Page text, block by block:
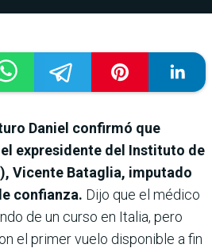
Daniel confirmó que
expresidente del Instituto de
Vicente Bataglia, imputado
confianza. Dijo que el médico
de un curso en Italia, pero
el primer vuelo disponible a fin